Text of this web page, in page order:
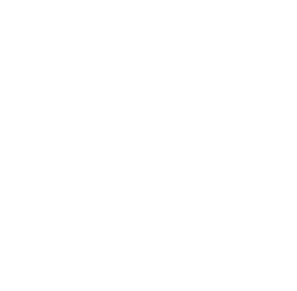
-kaksoisantenni seinäkiinnikkeellä